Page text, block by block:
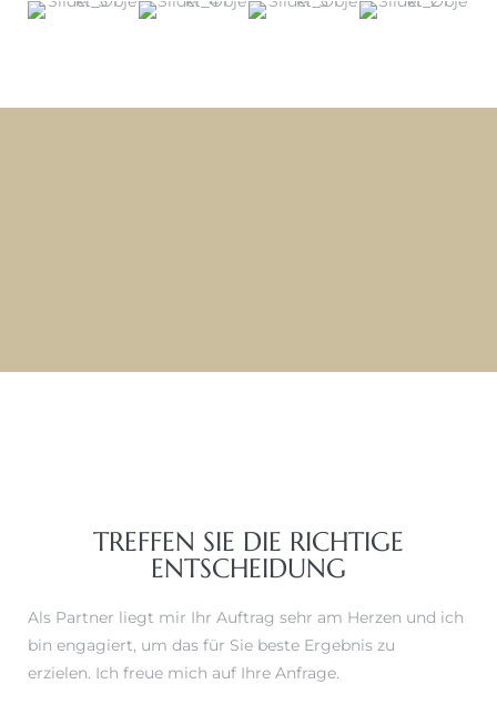
TREFFEN SIE DIE RICHTIGE
ENTSCHEIDUNG
Als Partner liegt mir Ihr Auftrag sehr am Herzen und ich
bin engagiert, um das für Sie beste Ergebnis zu
erzielen. Ich freue mich auf Ihre Anfrage.